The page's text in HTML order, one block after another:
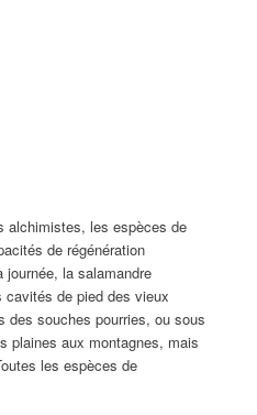
alchimistes, les espèces de
de régénération
la salamandre
de pied des vieux
des souches pourries, ou sous
plaines aux montagnes, mais
les espèces de